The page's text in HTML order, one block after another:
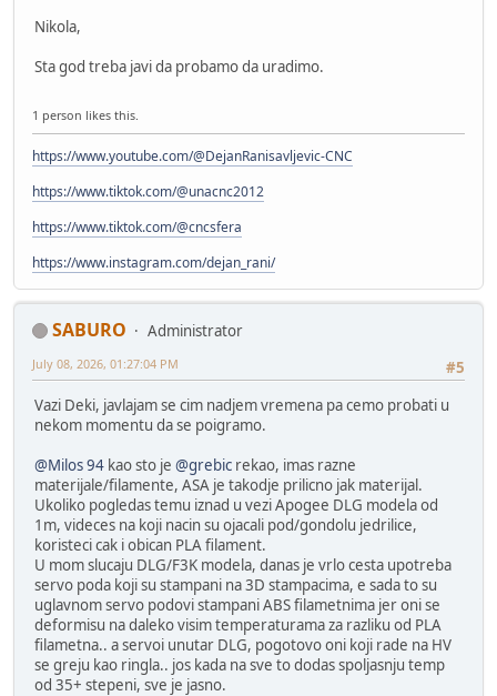
Nikola,
Sta god treba javi da probamo da uradimo.
1 person likes this.
https://www.youtube.com/@DejanRanisavljevic-CNC
https://www.tiktok.com/@unacnc2012
https://www.tiktok.com/@cncsfera
https://www.instagram.com/dejan_rani/
SABURO
Administrator
#5
July 08, 2026, 01:27:04 PM
Vazi Deki, javlajam se cim nadjem vremena pa cemo probati u
nekom momentu da se poigramo.
@Milos 94 kao sto je @grebic rekao, imas razne
materijale/filamente, ASA je takodje prilicno jak materijal.
Ukoliko pogledas temu iznad u vezi Apogee DLG modela od
1m, videces na koji nacin su ojacali pod/gondolu jedrilice,
koristeci cak i obican PLA filament.
U mom slucaju DLG/F3K modela, danas je vrlo cesta upotreba
servo poda koji su stampani na 3D stampacima, e sada to su
uglavnom servo podovi stampani ABS filametnima jer oni se
deformisu na daleko visim temperaturama za razliku od PLA
filametna.. a servoi unutar DLG, pogotovo oni koji rade na HV
se greju kao ringla.. jos kada na sve to dodas spoljasnju temp
od 35+ stepeni, sve je jasno.